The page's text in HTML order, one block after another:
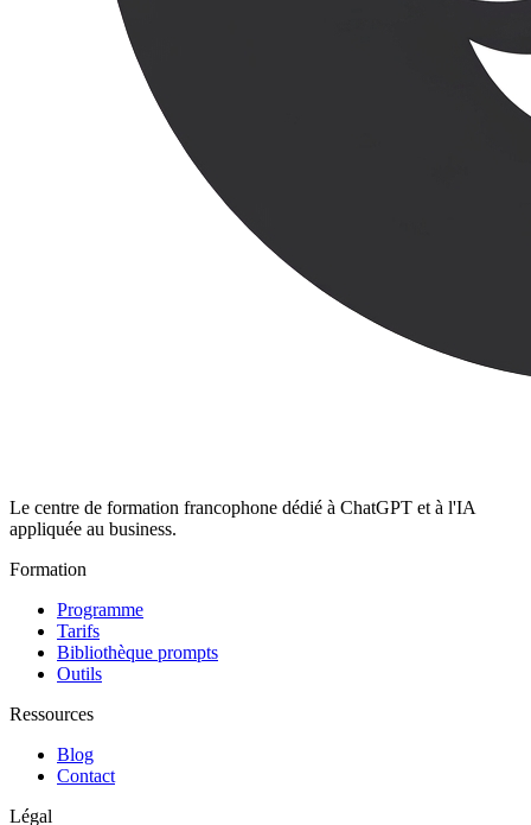
Le centre de formation francophone dédié à ChatGPT et à l'IA
appliquée au business.
Formation
Programme
Tarifs
Bibliothèque prompts
Outils
Ressources
Blog
Contact
Légal